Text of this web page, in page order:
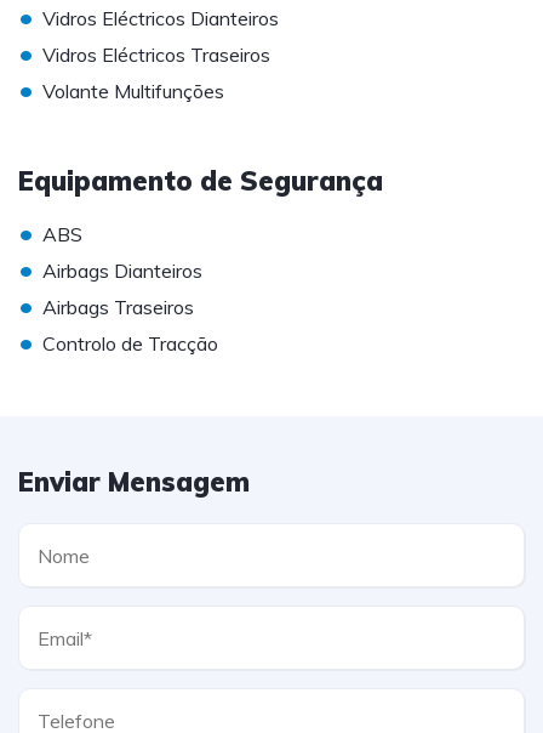
• Vidros Eléctricos Dianteiros
• Vidros Eléctricos Traseiros
• Volante Multifunções
Equipamento de Segurança
• ABS
• Airbags Dianteiros
• Airbags Traseiros
• Controlo de Tracção
Enviar Mensagem